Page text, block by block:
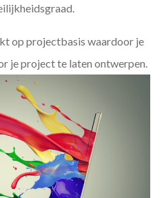
op projectbasis waardoor je
je project te laten ontwerpen.